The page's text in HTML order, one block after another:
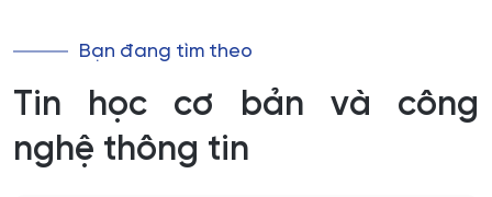
Bạn đang tìm theo
Tin học cơ bản và công
nghệ thông tin